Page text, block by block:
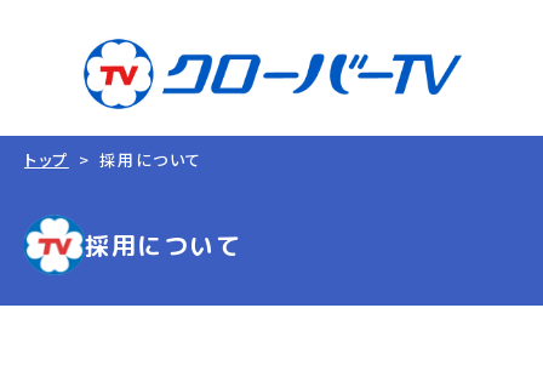
トップ 採用について
採用について